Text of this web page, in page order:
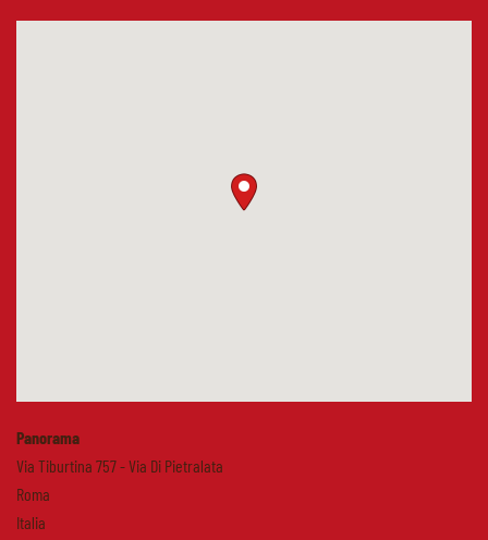
Panorama
Via Tiburtina 757 - Via Di Pietralata
Roma
Italia